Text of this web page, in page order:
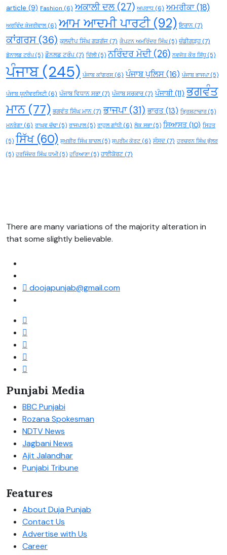
article (9) Fashion (6) ਅਕਾਲੀ ਦਲ(27) ਅਪਰਾਧ (6) ਅਮਰੀਕਾ(18)
ਅਰਵਿੰਦ ਕੇਜਰੀਵਾਲ(6) ਆਮ ਆਦਮੀ ਪਾਰਟੀ(92) ਇਰਾਨ (7)
ਕਾਂਗਰਸ(36) ਕੁਲਦੀਪ ਸਿੰਘ ਗੜਗੱਜ (7) ਕੈਪਟਨ ਅਮਰਿੰਦਰ ਸਿੰਘ(5) ਚੰਡੀਗੜ੍ਹ(7)
ਡੋਨਾਲਡ ਟਰੰਪ(5) ਡੌਨਲਡ ਟਰੰਪ (7) ਦਿੱਲੀ(5) ਨਰਿੰਦਰ ਮੋਦੀ(26) ਨਵਜੋਤ ਕੌਰ ਸਿੱਧੂ (5)
ਪੰਜਾਬ(245) ਪੰਜਾਬ ਕਾਂਗਰਸ(6) ਪੰਜਾਬ ਪੁਲਿਸ(16) ਪੰਜਾਬ ਭਾਜਪਾ(5)
ਪੰਜਾਬ ਯੂਨੀਵਰਸਿਟੀ(6) ਪੰਜਾਬ ਵਿਧਾਨ ਸਭਾ(7) ਪੰਜਾਬ ਸਰਕਾਰ(7) ਪੰਜਾਬੀ(11) ਭਗਵੰਤ
ਮਾਨ(77) ਭਗਵੰਤ ਸਿੰਘ ਮਾਨ (7) ਭਾਜਪਾ(31) ਭਾਰਤ (13) ਭ੍ਰਿਸ਼ਟਾਚਾਰ (5)
ਮਨਰੇਗਾ(6) ਰਾਘਵ ਚੱਢਾ(5) ਰਾਜਪਾਲ(5) ਰਾਹੁਲ ਗਾਂਧੀ(6) ਲੋਕ ਸਭਾ(5) ਸਿਆਸਤ(10) ਸਿਹਤ
(5) ਸਿੱਖ(60) ਸੁਖਬੀਰ ਸਿੰਘ ਬਾਦਲ(5) ਸੁਪਰੀਮ ਕੋਰਟ(6) ਸੰਸਦ (7) ਹਰਚਰਨ ਸਿੰਘ ਭੁੱਲਰ
(5) ਹਰਜਿੰਦਰ ਸਿੰਘ ਧਾਮੀ(5) ਹਰਿਆਣਾ(5) ਹਾਈਕੋਰਟ (7)
There are many variations of the majority alteration in
that some slightly believable.
doojapunjab@gmail.com
Punjabi Media
BBC Punjabi
Rozana Spokesman
NDTV News
Jagbani News
Ajit Jalandhar
Punjabi Tribune
Features
About Duja Punjab
Contact Us
Advertise with Us
Career